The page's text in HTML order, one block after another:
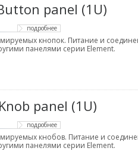
panel (1U)
подробнее
кнопок. Питание и
панелями серии Element.
panel (1U)
подробнее
кнобов. Питание и
панелями серии Element.